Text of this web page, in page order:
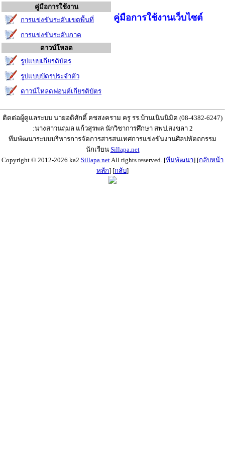
คู่มือการใช้งาน
การแข่งขันระดับเขตพื้นที่
การแข่งขันระดับภาค
ดาวน์โหลด
รูปแบบเกียรติบัตร
รูปแบบบัตรประจำตัว
ดาวน์โหลดฟอนต์เกียรติบัตร
คู่มือการใช้งานเว็บไซต์
ติดต่อผู้ดูแลระบบ นายอดิศักดิ์ คชสงคราม ครู รร.บ้านเนินนิมิต (08-4382-6247)
:นางสาวนฤมล แก้วสุรพล นักวิชาการศึกษา สพป.สงขลา 2
ทีมพัฒนาระบบบริหารการจัดการสารสนเทศการแข่งขันงานศิลปหัตถกรรม
นักเรียน Sillapa.net
Copyright © 2012-2026 ka2 Sillapa.netAll rights reserved. [ทีมพัฒนา] [กลับหน้า
หลัก] [กลับ]